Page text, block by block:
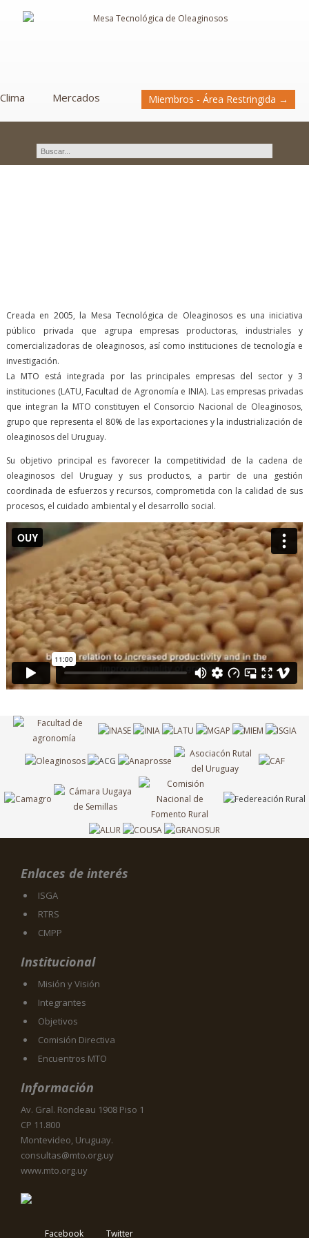
Clima Mercados Miembros - Área Restringida →
Creada en 2005, la Mesa Tecnológica de Oleaginosos es una iniciativa
público privada que agrupa empresas productoras, industriales y
comercializadoras de oleaginosos, así como instituciones de tecnología e
investigación.
La MTO está integrada por las principales empresas del sector y 3
instituciones (LATU, Facultad de Agronomía e INIA). Las empresas privadas
que integran la MTO constituyen el Consorcio Nacional de Oleaginosos,
grupo que representa el 80% de las exportaciones y la industrialización de
oleaginosos del Uruguay.
Su objetivo principal es favorecer la competitividad de la cadena de
oleaginosos del Uruguay y sus productos, a partir de una gestión
coordinada de esfuerzos y recursos, comprometida con la calidad de sus
procesos, el cuidado ambiental y el desarrollo social.
Enlaces de interés
ISGA
RTRS
CMPP
Institucional
Misión y Visión
Integrantes
Objetivos
Comisión Directiva
Encuentros MTO
Información
Av. Gral. Rondeau 1908 Piso 1
CP 11.800
Montevideo, Uruguay.
consultas@mto.org.uy
www.mto.org.uy
Facebook Twitter